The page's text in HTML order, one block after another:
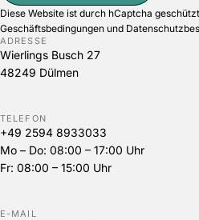
Diese Website ist durch hCaptcha
Geschäftsbedingungen und
ADRESSE
Wierlings Busch 27
48249 Dülmen
TELEFON
+49 2594 8933033
Mo – Do: 08:00 – 17:00 Uhr
Fr: 08:00 – 15:00 Uhr
E-MAIL